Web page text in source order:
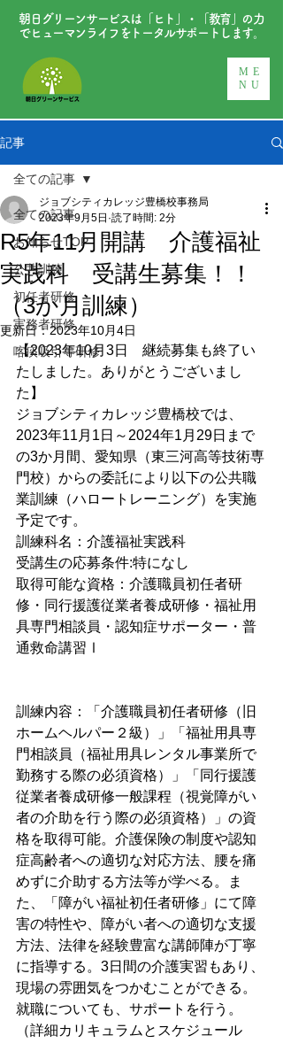
朝日グリーンサービスは「ヒト」・「教育」の力
でヒューマンライフをトータルサポートします。
ME
NU
記事
全ての記事
お知らせTOP
公共訓練
初任者研修
実務者研修
喀痰吸引等研修
全ての記事
R5年11月開講 介護福祉
実践科 受講生募集！！
（3か月訓練）
ジョブシティカレッジ豊橋校事務局
2023年9月5日 読了時間: 2分
更新日：2023年10月4日
【2023年10月3日　継続募集も終了い
たしました。ありがとうございまし
た】
ジョブシティカレッジ豊橋校では、
2023年11月1日～2024年1月29日まで
の3か月間、愛知県（東三河高等技術専
門校）からの委託により以下の公共職
業訓練（ハロートレーニング）を実施
予定です。
訓練科名：介護福祉実践科
受講生の応募条件:特になし
取得可能な資格：介護職員初任者研
修・同行援護従業者養成研修・福祉用
具専門相談員・認知症サポーター・普
通救命講習Ⅰ
訓練内容：「介護職員初任者研修（旧
ホームヘルパー２級）」「福祉用具専
門相談員（福祉用具レンタル事業所で
勤務する際の必須資格）」「同行援護
従業者養成研修一般課程（視覚障がい
者の介助を行う際の必須資格）」の資
格を取得可能。介護保険の制度や認知
症高齢者への適切な対応方法、腰を痛
めずに介助する方法等が学べる。ま
た、「障がい福祉初任者研修」にて障
害の特性や、障がい者への適切な支援
方法、法律を経験豊富な講師陣が丁寧
に指導する。3日間の介護実習もあり、
現場の雰囲気をつかむことができる。
就職についても、サポートを行う。
（詳細カリキュラムとスケジュール